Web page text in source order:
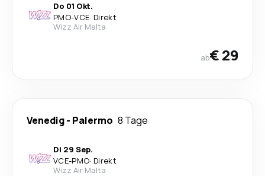
Do 01 Okt.
PMO-VCE· Direkt
Wizz Air Malta
ab€ 29
Venedig- Palermo 8 Tage
Di 29 Sep.
VCE-PMO· Direkt
Wizz Air Malta